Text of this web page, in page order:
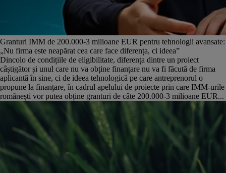
Granturi IMM de 200.000-3 milioane EUR pentru tehnologii avansate:
„Nu firma este neapărat cea care face diferența, ci ideea”
Dincolo de condițiile de eligibilitate, diferența dintre un proiect
câștigător și unul care nu va obține finanțare nu va fi făcută de firma
aplicantă în sine, ci de ideea tehnologică pe care antreprenorul o
propune la finanțare, în cadrul apelului de proiecte prin care IMM-urile
românești vor putea obține granturi de câte 200.000-3 milioane EUR...